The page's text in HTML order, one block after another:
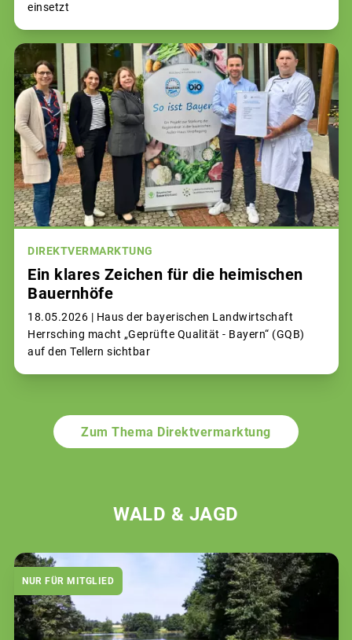
einsetzt
DIREKTVERMARKTUNG
Ein klares Zeichen für die heimischen
Bauernhöfe
18.05.2026 | Haus der bayerischen Landwirtschaft
Herrsching macht „Geprüfte Qualität - Bayern“ (GQB)
auf den Tellern sichtbar
Zum Thema Direktvermarktung
WALD & JAGD
NUR FÜR MITGLIED